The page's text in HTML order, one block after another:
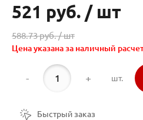
521 руб. / шт
588.73 руб. /шт
Цена указана за наличный
- + шт.
Быстрый заказ